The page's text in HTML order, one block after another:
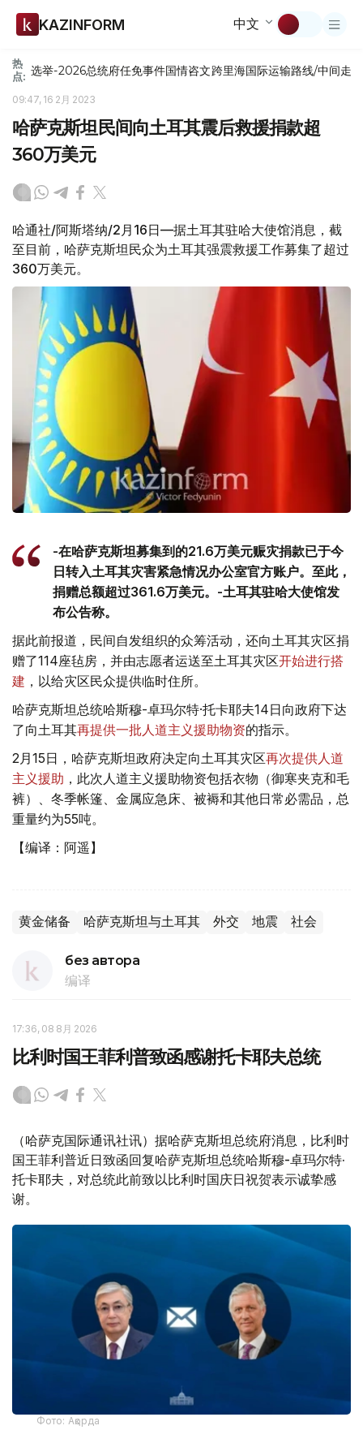
KAZINFORM 中文
热
点: 选举-2026总统府任免事件国情咨文跨里海国际运输路线/中间走廊
09:47, 16 2月 2023
哈萨克斯坦民间向土耳其震后救援捐款超
360万美元
哈通社/阿斯塔纳/2月16日—据土耳其驻哈大使馆消息，截
至目前，哈萨克斯坦民众为土耳其强震救援工作募集了超过
360万美元。
-在哈萨克斯坦募集到的21.6万美元赈灾捐款已于今
日转入土耳其灾害紧急情况办公室官方账户。至此，
捐赠总额超过361.6万美元。-土耳其驻哈大使馆发
布公告称。
据此前报道，民间自发组织的众筹活动，还向土耳其灾区捐
赠了114座毡房，并由志愿者运送至土耳其灾区开始进行搭
建 ，以给灾区民众提供临时住所。
哈萨克斯坦总统哈斯穆-卓玛尔特·托卡耶夫14日向政府下达
了向土耳其再提供一批人道主义援助物资的指示。
2月15日，哈萨克斯坦政府决定向土耳其灾区再次提供人道
主义援助 ，此次人道主义援助物资包括衣物（御寒夹克和毛
裤）、冬季帐篷、金属应急床、被褥和其他日常必需品，总
重量约为55吨。
【编译：阿遥】
黄金储备 哈萨克斯坦与土耳其 外交 地震 社会
без автора
编译
17:36, 08 8月 2026
比利时国王菲利普致函感谢托卡耶夫总统
（哈萨克国际通讯社讯）据哈萨克斯坦总统府消息，比利时
国王菲利普近日致函回复哈萨克斯坦总统哈斯穆-卓玛尔特·
托卡耶夫，对总统此前致以比利时国庆日祝贺表示诚挚感
谢。
Фото: Ақорда